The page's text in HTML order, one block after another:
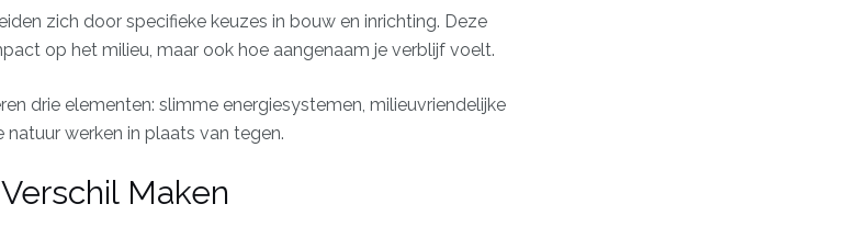
zich door specifieke keuzes in bouw en inrichting. Deze
op het milieu, maar ook hoe aangenaam je verblijf voelt.
drie elementen: slimme energiesystemen, milieuvriendelijke
werken in plaats van tegen.
Maken